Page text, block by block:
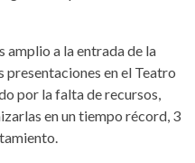
amplio a la entrada de la
presentaciones en el Teatro
por la falta de recursos,
en un tiempo récord, 3